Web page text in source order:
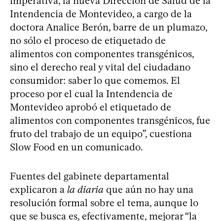
Intendencia de Montevideo, a cargo de la
doctora Analice Berón, barre de un plumazo,
no sólo el proceso de etiquetado de
alimentos con componentes transgénicos,
sino el derecho real y vital del ciudadano
consumidor: saber lo que comemos. El
proceso por el cual la Intendencia de
Montevideo aprobó el etiquetado de
alimentos con componentes transgénicos, fue
fruto del trabajo de un equipo”, cuestiona
Slow Food en un comunicado.
Fuentes del gabinete departamental
explicaron a la diaria que aún no hay una
resolución formal sobre el tema, aunque lo
que se busca es, efectivamente, mejorar “la